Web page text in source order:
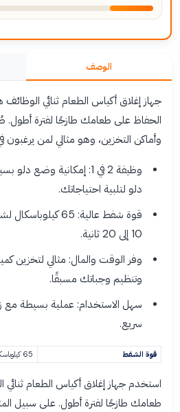
الوصف
جهاز إغلاق أكياس الطعام ثنائي
الحفاظ على طعامك طازجًا لفترة
وأماكن التخزين، وهو مثالي لمن يرغبون
وظيفة 2 في 1: إمكانية وضع
دلو لتلبية احتياجاتك.
قوة شفط عالية: 65
10 إلى 20 ثانية.
وفر الوقت والمال: مثالي لتخزين
وتنظيم وجباتك مسبقًا.
سهل الاستخدام: عملية بسيطة مع
سريع.
قوة الشفط 65 كيلوباسكال
استخدم جهاز إغلاق أكياس الطعام
طعامك طازجًا لفترة أطول. على سبيل